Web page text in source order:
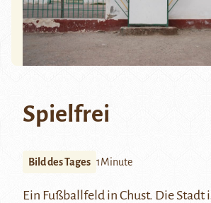
Spielfrei
Bild des Tages 1Minute
Ein Fußballfeld in Chust. Die Stadt